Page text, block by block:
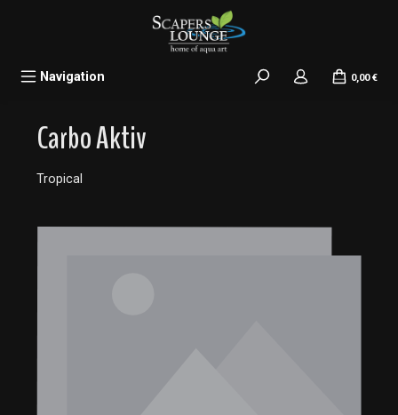
Navigation 0,00 €
Carbo Aktiv
Tropical
Bildergalerie überspringen